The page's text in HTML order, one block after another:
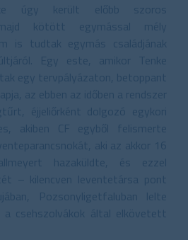
úgy került előbb szoros
majd kötött egymással mély
is tudtak egymás családjának
Egy este, amikor Tenke
egy tervpályázaton, betoppant
az ebben az időben a rendszer
éjjeliőrként dolgozó egykori
akiben CF egyből felismerte
aki az akkor 16
hazaküldte, és ezzel
– kilencven leventetársa pont
Pozsonyligetfaluban lelte
csehszolvákok által elkövetett